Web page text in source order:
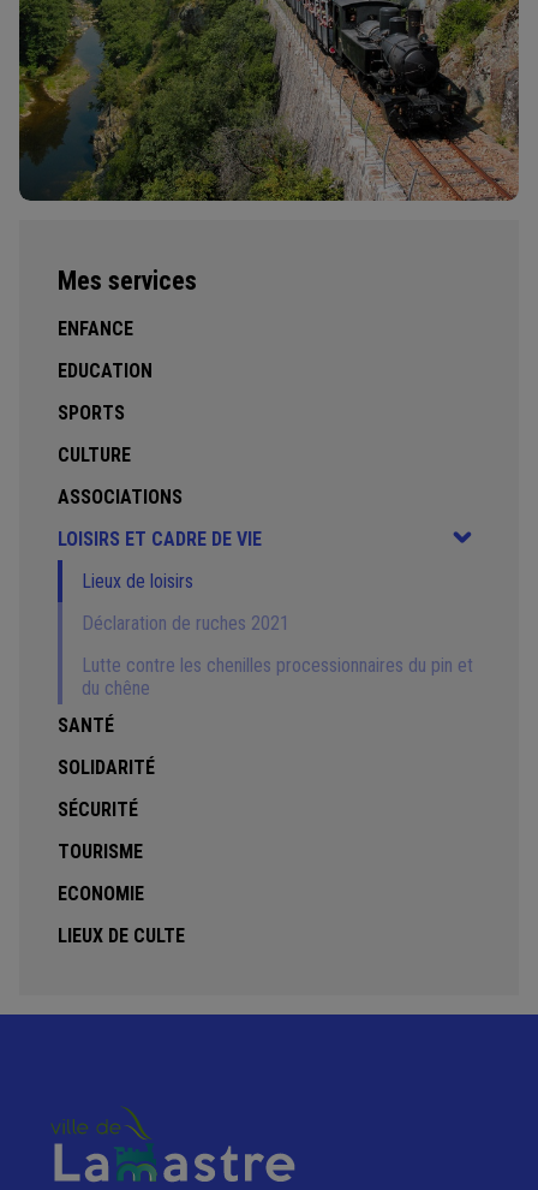
Mes services
ENFANCE
EDUCATION
SPORTS
CULTURE
ASSOCIATIONS
LOISIRS ET CADRE DE VIE
Lieux de loisirs
Déclaration de ruches 2021
Lutte contre les chenilles processionnaires du pin et
du chêne
SANTÉ
SOLIDARITÉ
SÉCURITÉ
TOURISME
ECONOMIE
LIEUX DE CULTE